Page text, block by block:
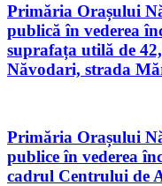
Primăria Orașului
publică în vederea
suprafața utilă de
Năvodari, strada
Primăria Orașului
publice în vederea
cadrul Centrului de